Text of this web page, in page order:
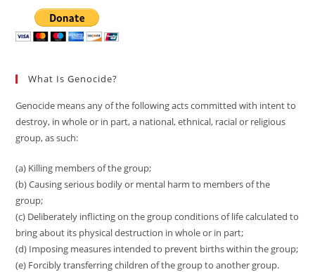
What Is Genocide?
Genocide means any of the following acts committed with intent to
destroy, in whole or in part, a national, ethnical, racial or religious
group, as such:
(a) Killing members of the group;
(b) Causing serious bodily or mental harm to members of the
group;
(c) Deliberately inflicting on the group conditions of life calculated to
bring about its physical destruction in whole or in part;
(d) Imposing measures intended to prevent births within the group;
(e) Forcibly transferring children of the group to another group.